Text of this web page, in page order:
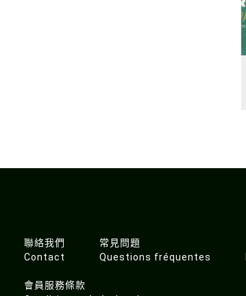
聯絡我們
Contact
常見問題
Questions fréquentes
會員服務條款